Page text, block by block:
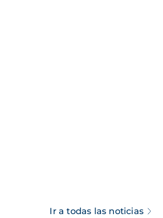
Ir a todas las noticias